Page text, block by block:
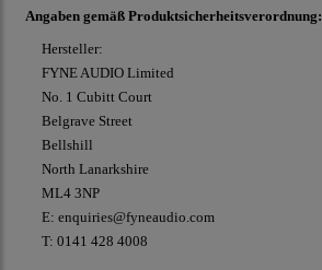
Angaben gemäß Produktsicherheitsverordnung:
Hersteller:
FYNE AUDIO Limited
No. 1 Cubitt Court
Belgrave Street
Bellshill
North Lanarkshire
ML4 3NP
E: enquiries@fyneaudio.com
T: 0141 428 4008